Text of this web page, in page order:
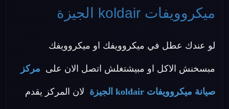
ميكروويفات koldair الجيزة
لو عندك عطل في ميكروويفك او ميكروويفك
مبسخنش الاكل او مبيشتغلش اتصل الان على مركز
صيانة ميكروويفات koldair الجيزة لان المركز يقدم